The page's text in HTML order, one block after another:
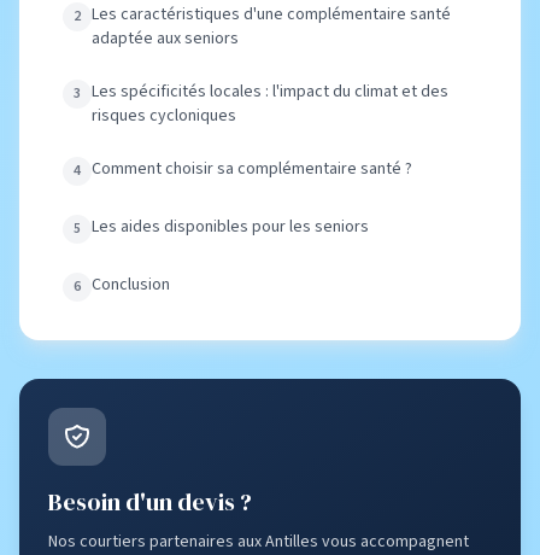
Les caractéristiques d'une complémentaire santé
adaptée aux seniors
Les spécificités locales : l'impact du climat et des
risques cycloniques
Comment choisir sa complémentaire santé ?
Les aides disponibles pour les seniors
Conclusion
Besoin d'un devis ?
Nos courtiers partenaires aux Antilles vous accompagnent